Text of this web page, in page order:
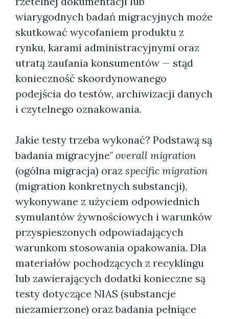
wiarygodnych badań migracyjnych może
skutkować wycofaniem produktu z
rynku, karami administracyjnymi oraz
utratą zaufania konsumentów — stąd
konieczność skoordynowanego
podejścia do testów, archiwizacji danych
i czytelnego oznakowania.
Jakie testy trzeba wykonać? Podstawą są
badania migracyjne" overall migration
(ogólna migracja) oraz specific migration
(migration konkretnych substancji),
wykonywane z użyciem odpowiednich
symulantów żywnościowych i warunków
przyspieszonych odpowiadających
warunkom stosowania opakowania. Dla
materiałów pochodzących z recyklingu
lub zawierających dodatki konieczne są
testy dotyczące NIAS (substancje
niezamierzone) oraz badania pełniące